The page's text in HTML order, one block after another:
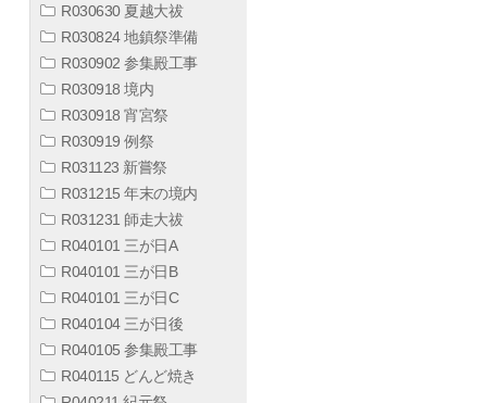
R030630 夏越大祓
R030824 地鎮祭準備
R030902 参集殿工事
R030918 境内
R030918 宵宮祭
R030919 例祭
R031123 新嘗祭
R031215 年末の境内
R031231 師走大祓
R040101 三が日A
R040101 三が日B
R040101 三が日C
R040104 三が日後
R040105 参集殿工事
R040115 どんど焼き